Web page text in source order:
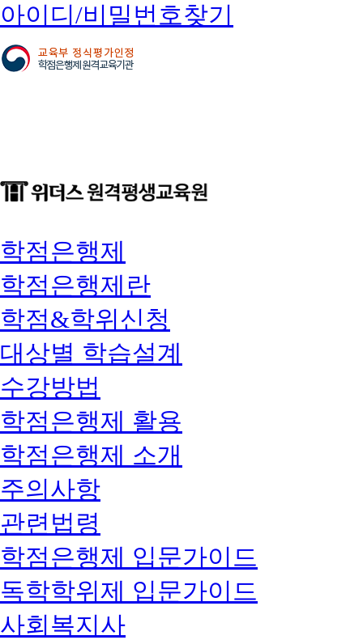
아이디/비밀번호찾기
학점은행제
학점은행제란
학점&학위신청
대상별 학습설계
수강방법
학점은행제 활용
학점은행제 소개
주의사항
관련법령
학점은행제 입문가이드
독학학위제 입문가이드
사회복지사